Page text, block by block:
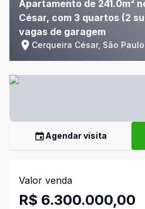
Apartamento de 241.0m²
César, com 3 quartos (2
vagas de garagem
Cerqueira César, São
Agendar visita
Valor venda
R$ 6.300.000,00